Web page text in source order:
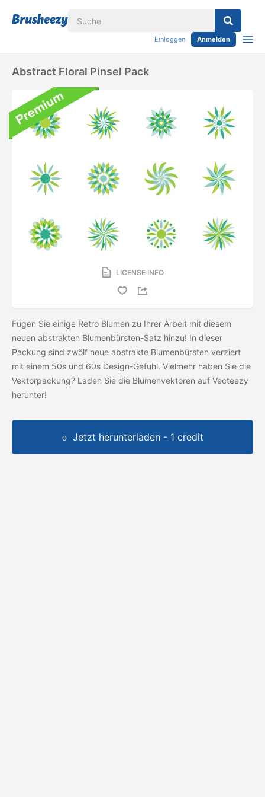
Einloggen Anmelden
Abstract Floral Pinsel Pack
LICENSE INFO
Fügen Sie einige Retro Blumen zu Ihrer Arbeit mit diesem
neuen abstrakten Blumenbürsten-Satz hinzu! In dieser
Packung sind zwölf neue abstrakte Blumenbürsten verziert
mit einem 50s und 60s Design-Gefühl. Vielmehr haben Sie die
Vektorpackung? Laden Sie die Blumenvektoren auf Vecteezy
herunter!
Jetzt herunterladen - 1 credit